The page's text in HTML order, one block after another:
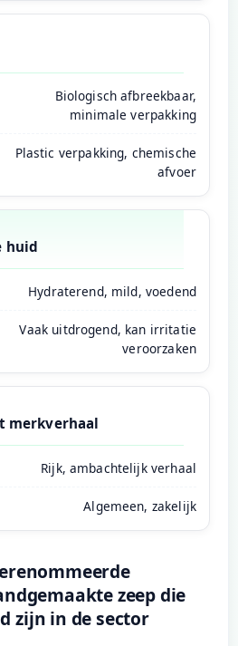
Biologisch afbreekbaar,
minimale verpakking
Plastic verpakking, chemische
afvoer
huid
Hydraterend, mild, voedend
Vaak uitdrogend, kan irritatie
veroorzaken
merkverhaal
Rijk, ambachtelijk verhaal
Algemeen, zakelijk
zeep die
zijn in de sector